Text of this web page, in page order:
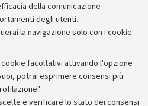
della comunicazione
degli utenti.
la navigazione solo con i cookie
facoltativi attivando l'opzione
potrai esprimere consensi più
e verificare lo stato dei consensi
Archivio
stampa